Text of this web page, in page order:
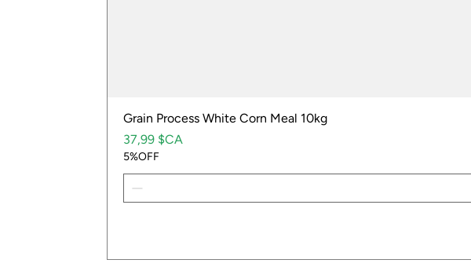
Grain Process White Corn Meal 10kg
Prix
37,99 $CA
5%OFF